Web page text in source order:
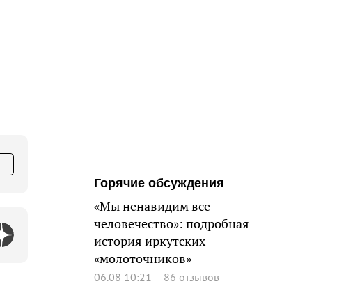
Горячие обсуждения
«Мы ненавидим все
человечество»: подробная
история иркутских
«молоточников»
06.08 10:21 86 отзывов